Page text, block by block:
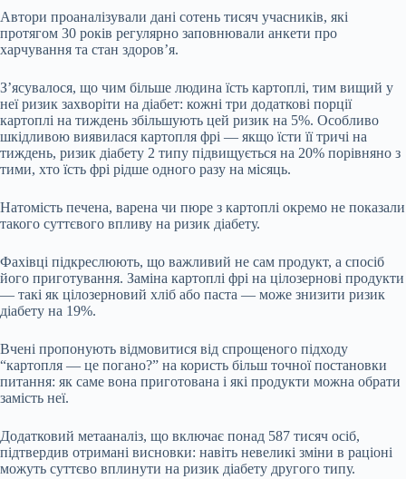
Автори проаналізували дані сотень тисяч учасників, які
протягом 30 років регулярно заповнювали анкети про
харчування та стан здоров’я.
З’ясувалося, що чим більше людина їсть картоплі, тим вищий у
неї ризик захворіти на діабет: кожні три додаткові порції
картоплі на тиждень збільшують цей ризик на 5%. Особливо
шкідливою виявилася картопля фрі — якщо їсти її тричі на
тиждень, ризик діабету 2 типу підвищується на 20% порівняно з
тими, хто їсть фрі рідше одного разу на місяць.
Натомість печена, варена чи пюре з картоплі окремо не показали
такого суттєвого впливу на ризик діабету.
Фахівці підкреслюють, що важливий не сам продукт, а спосіб
його приготування. Заміна картоплі фрі на цілозернові продукти
— такі як цілозерновий хліб або паста — може знизити ризик
діабету на 19%.
Вчені пропонують відмовитися від спрощеного підходу
“картопля — це погано?” на користь більш точної постановки
питання: як саме вона приготована і які продукти можна обрати
замість неї.
Додатковий метааналіз, що включає понад 587 тисяч осіб,
підтвердив отримані висновки: навіть невеликі зміни в раціоні
можуть суттєво вплинути на ризик діабету другого типу.